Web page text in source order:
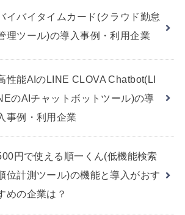
イバイタイムカード(クラウド勤怠
理ツール)の導入事例・利用企業
性能AIのLINE CLOVA Chatbot(LI
のAIチャットボットツール)の導
事例・利用企業
円で使える順一くん(低機能検索
位計測ツール)の機能と導入がおす
めの企業は？